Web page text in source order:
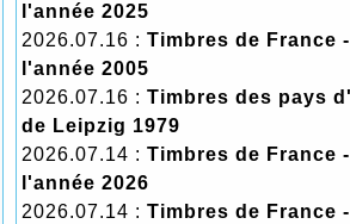
l'année 2025
2026.07.16 : Timbres de France
l'année 2005
2026.07.16 : Timbres des pays
de Leipzig 1979
2026.07.14 : Timbres de France
l'année 2026
2026.07.14 : Timbres de France